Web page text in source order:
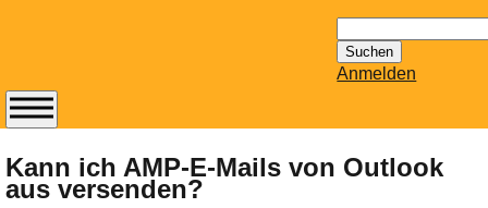
nach:
Anmelden
Kann ich AMP-E-Mails von Outlook
aus versenden?
Abonnieren Sie den
14-tägig
erscheinenden